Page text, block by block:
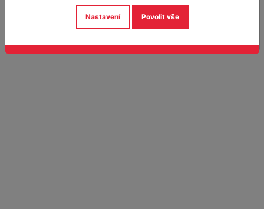
Nastavení Povolit vše